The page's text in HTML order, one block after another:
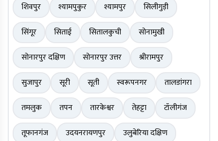
शिवपुर
श्यामपुकुर श्यामपुर
सिलीगुड़ी
सिंगूर
सिताई सितालकुची
सोनामुखी
सोनारपुर दक्षिण
सोनारपुर उत्तर
श्रीरामपुर
सुजापुर
सूरी सूती स्वरूपनगर
तालडांगरा
तमलुक
तपन तारकेश्वर तेहट्टा
टॉलीगंज
तूफानगंज
उदयनरायणपुर
उलुबेरिया दक्षिण